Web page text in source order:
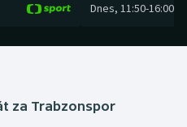
Dnes, 11:50-16:00
za Trabzonspor